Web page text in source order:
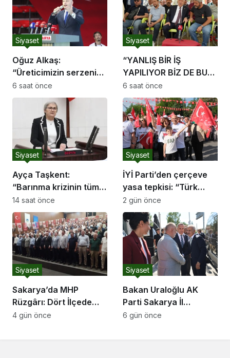
Oğuz Alkaş:
“Üreticimizin serzenişi
haklı, devletimizin
ekonomik mücadelesi
de ortadadır.”
Siyaset
6 saat önce
“YANLIŞ BİR İŞ
YAPILIYOR BİZ DE BU
YANLIŞ İŞ KARŞISINDA
TÜRK MİLLETİNİ
UYARMAYA DEVAM
EDECEĞİZ”
Siyaset
6 saat önce
Ayça Taşkent:
“Barınma krizinin tüm
boyutlarıyla
araştırılması için Meclis
Araştırması açılmasını
istedik.”
Siyaset
14 saat önce
İYİ Parti’den çerçeve
yasa tepkisi: “Türk
milletine hesap
vereceksiniz”
Siyaset
2 gün önce
Sakarya’da MHP
Rüzgârı: Dört İlçede
Salonlara Sığmayan
Siyaset
4 gün önce
Bakan Uraloğlu AK
Parti Sakarya İl
Başkanlığı’nı Ziyaret
Siyaset
6 gün önce